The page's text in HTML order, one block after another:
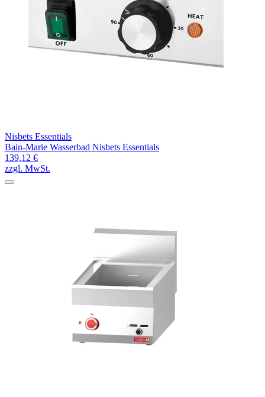
Nisbets Essentials
Bain-Marie Wasserbad Nisbets Essentials
139,12 €
zzgl. MwSt.